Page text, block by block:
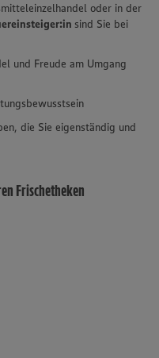
oder in der
sind Sie bei
und Freude am Umgang
die Sie eigenständig und
Frischetheken